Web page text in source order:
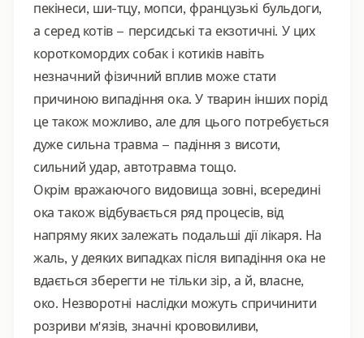
пекінеси, ши-тцу, мопси, французькі бульдоги,
а серед котів – персидські та екзотичні. У цих
короткомордих собак і котиків навіть
незначний фізичний вплив може стати
причиною випадіння ока. У тварин інших порід
це також можливо, але для цього потребується
дуже сильна травма – падіння з висоти,
сильний удар, автотравма тощо.
Окрім вражаючого видовища зовні, всередині
ока також відбувається ряд процесів, від
напряму яких залежать подальші дії лікаря. На
жаль, у деяких випадках після випадіння ока не
вдається зберегти не тільки зір, а й, власне,
око. Незворотні наслідки можуть спричинити
розриви м'язів, значні крововиливи,